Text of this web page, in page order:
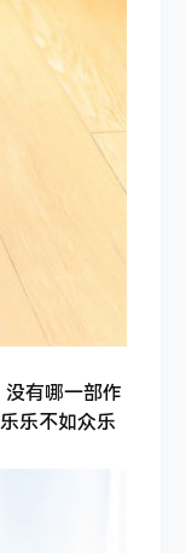
有哪一部作
乐不如众乐